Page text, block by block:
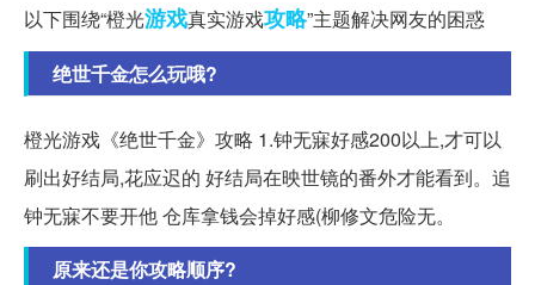
以下围绕“橙光游戏真实游戏攻略”主题解决网友的困惑
绝世千金怎么玩哦?
橙光游戏《绝世千金》攻略 1.钟无寐好感200以上,才可以
刷出好结局,花应迟的 好结局在映世镜的番外才能看到。追
钟无寐不要开他 仓库拿钱会掉好感(柳修文危险无。
原来还是你攻略顺序?